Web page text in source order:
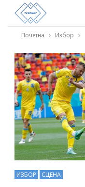
Почетна Избор
ИЗБОР СЦЕНА